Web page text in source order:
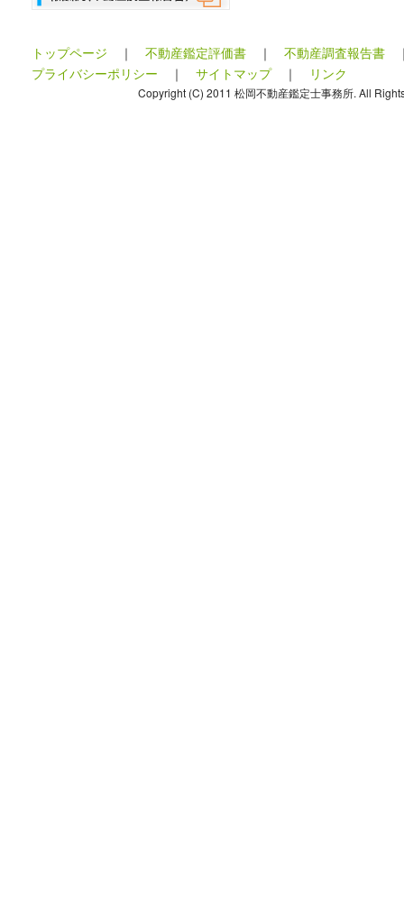
トップページ ｜ 不動産鑑定評価書 ｜ 不動産調査報告書
プライバシーポリシー ｜ サイトマップ｜ リンク
Copyright (C) 2011 松岡不動産鑑定士事務所. All